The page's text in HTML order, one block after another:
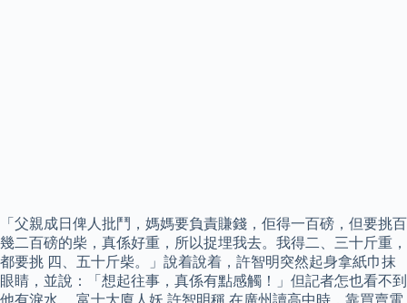
「父親成日俾人批鬥，媽媽要負責賺錢，佢得一百磅，但要挑百
幾二百磅的柴，真係好重，所以捉埋我去。我得二、三十斤重，
都要挑 四、五十斤柴。」說着說着，許智明突然起身拿紙巾抹
眼睛，並說：「想起往事，真係有點感觸！」但記者怎也看不到
他有淚水。 富士大廈人妖 許智明稱 在廣州讀高中時，靠買賣電